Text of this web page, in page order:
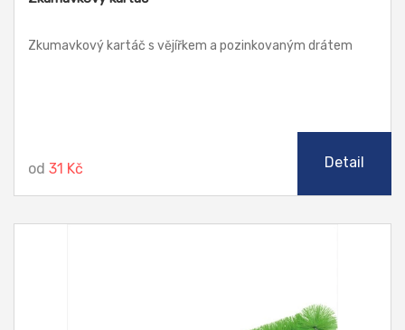
Zkumavkový kartáč s vějířkem a pozinkovaným drátem
od 31 Kč Detail